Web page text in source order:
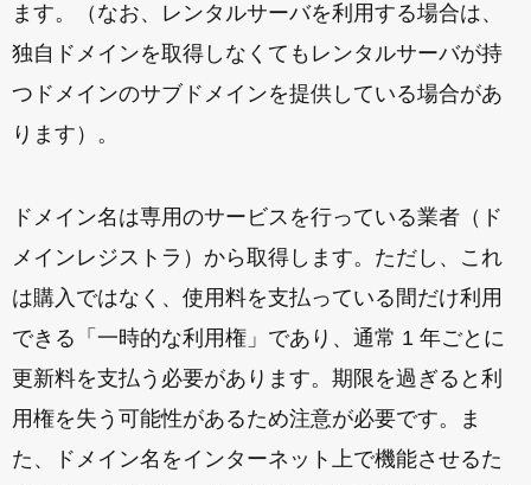
ます。（なお、レンタルサーバを利用する場合は、
独自ドメインを取得しなくてもレンタルサーバが持
つドメインのサブドメインを提供している場合があ
ります）。
ドメイン名は専用のサービスを行っている業者（ド
メインレジストラ）から取得します。ただし、これ
は購入ではなく、使用料を支払っている間だけ利用
できる「一時的な利用権」であり、通常 1 年ごとに
更新料を支払う必要があります。期限を過ぎると利
用権を失う可能性があるため注意が必要です。ま
た、ドメイン名をインターネット上で機能させるた